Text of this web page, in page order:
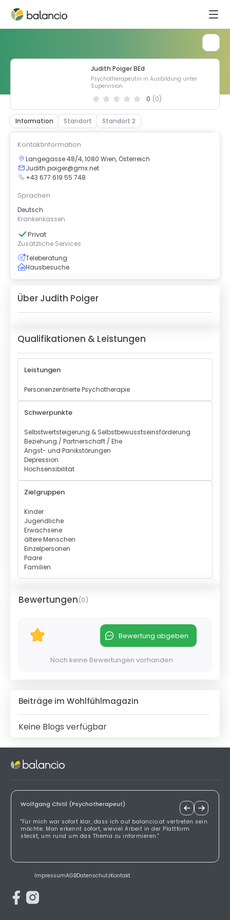
Judith Poiger BEd
Psychotherapeutin in Ausbildung unter
Supervision
0 (0)
Information Standort Standort 2
Kontaktinformation
Langegasse 48/4, 1080 Wien, Österreich
Judith.poiger@gmx.net
+43 677 619 55 748
Sprachen
Deutsch
Krankenkassen
Privat
Zusätzliche Services
Teleberatung
Hausbesuche
Über Judith Poiger
Qualifikationen & Leistungen
Leistungen
Personenzentrierte Psychotherapie
Schwerpunkte
Selbstwertsteigerung & Selbstbewusstseinsförderung
Beziehung / Partnerschaft / Ehe
Angst- und Panikstörungen
Depression
Hochsensibilität
Zielgruppen
Kinder
Jugendliche
Erwachsene
ältere Menschen
Einzelpersonen
Paare
Familien
Bewertungen(0)
Bewertung abgeben
Noch keine Bewertungen vorhanden
Beiträge im Wohlfühlmagazin
Keine Blogs verfügbar
Wolfgang Chitil (Psychotherapeut)
"Für mich war sofort klar, dass ich auf balancio.at vertreten sein
möchte. Man erkennt sofort, wieviel Arbeit in der Plattform
steckt, um rund um das Thema zu informieren."
ImpressumAGBDatenschutzKontakt